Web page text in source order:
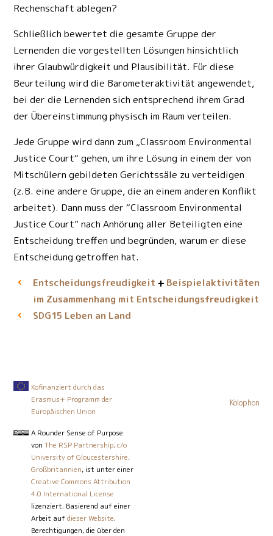
Rechenschaft ablegen?
Schließlich bewertet die gesamte Gruppe der
Lernenden die vorgestellten Lösungen hinsichtlich
ihrer Glaubwürdigkeit und Plausibilität. Für diese
Beurteilung wird die Barometeraktivität angewendet,
bei der die Lernenden sich entsprechend ihrem Grad
der Übereinstimmung physisch im Raum verteilen.
Jede Gruppe wird dann zum „Classroom Environmental
Justice Court“ gehen, um ihre Lösung in einem der von
Mitschülern gebildeten Gerichtssäle zu verteidigen
(z.B. eine andere Gruppe, die an einem anderen Konflikt
arbeitet). Dann muss der “Classroom Environmental
Justice Court” nach Anhörung aller Beteiligten eine
Entscheidung treffen und begründen, warum er diese
Entscheidung getroffen hat.
Entscheidungsfreudigkeit
Beispielaktivitäten
im Zusammenhang mit Entscheidungsfreudigkeit
SDG15 Leben an Land
Kofinanziert durch das
Erasmus+ Programm der
Europäischen Union
A Rounder Sense of Purpose
vonThe RSP Partnership, c/o
University of Gloucestershire,
Großbritannien, ist unter einer
Creative Commons Attribution
4.0 International License
lizenziert. Basierend auf einer
Arbeit aufdieser Website.
Berechtigungen, die über den
Kolophon